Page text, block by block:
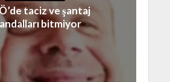
taciz ve şantaj
bitmiyor